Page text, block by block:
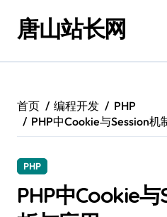
唐山站长网
首页 编程开发
PHP
PHP中Cookie与Session机
PHP
PHP中Cookie